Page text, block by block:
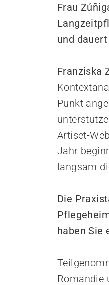
Mit Angehörigen arbeiten
Lebensende gestalten
Empowerment stärken
Integrität schützen
Bei Demenz begleiten
Psychische Gesundheit
Frau
und
Franziska
Punkt
Artiset-
Jahr
langsam
Die
haben Sie
Romandie